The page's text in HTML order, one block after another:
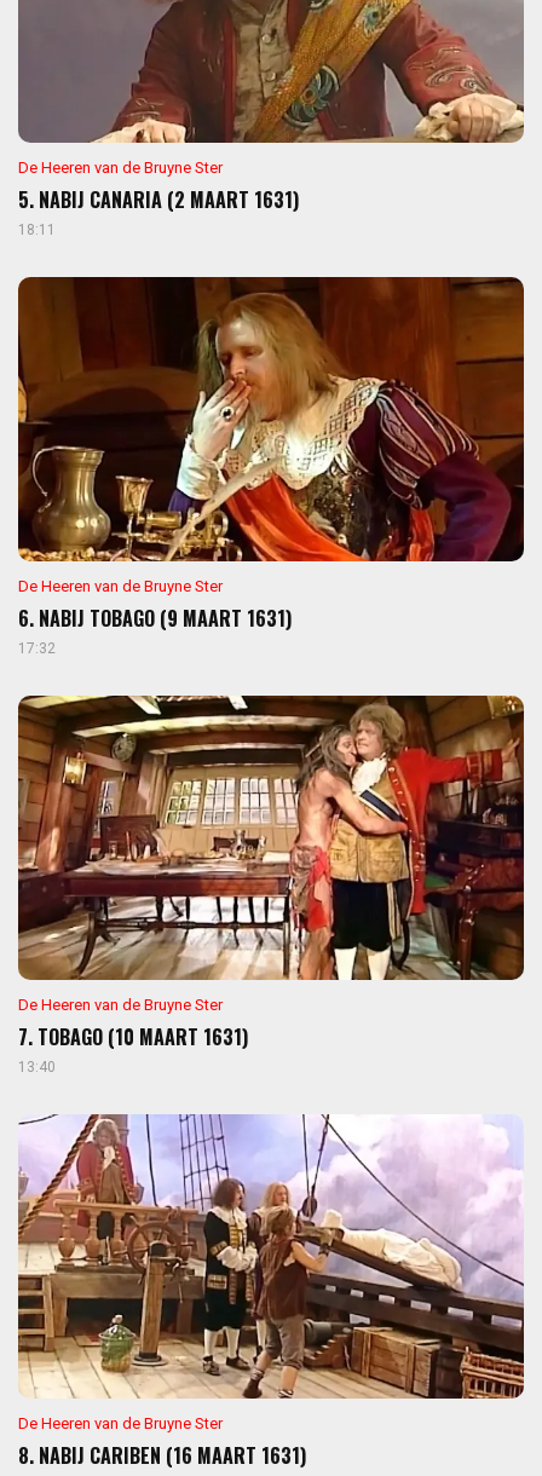
De Heeren van de Bruyne Ster
5. NABIJ CANARIA (2 MAART 1631)
18:11
De Heeren van de Bruyne Ster
6. NABIJ TOBAGO (9 MAART 1631)
17:32
De Heeren van de Bruyne Ster
7. TOBAGO (10 MAART 1631)
13:40
De Heeren van de Bruyne Ster
8. NABIJ CARIBEN (16 MAART 1631)